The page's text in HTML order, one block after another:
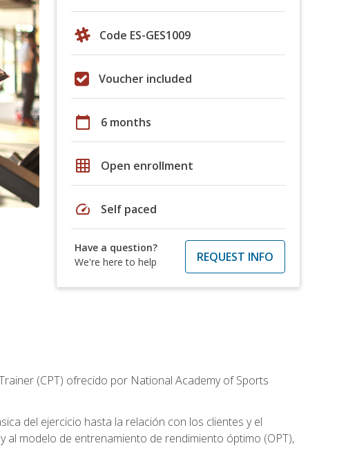
Code ES-GES1009
Voucher included
calendar_today 6 months
grid_on Open enrollment
speed Self paced
Have a question?
We're here to help
REQUEST INFO
(CPT) ofrecido por National Academy of Sports
del ejercicio hasta la relación con los clientes y el
al modelo de entrenamiento de rendimiento óptimo (OPT),